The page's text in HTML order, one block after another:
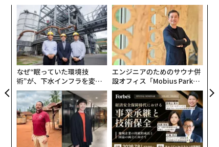
なぜ“眠っていた環境技
術”が、下水インフラを変え
たのか──産総研×月島JFE
アクアソリューションの10年
エンジニアのためのサウナ併
設オフィス「Mobius Park」
がオープン──タマディック
が健康経営を徹底する理由